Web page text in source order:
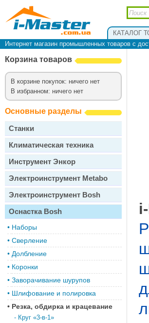
КАТАЛОГ
Интернет магазин промышленных товаров с
Корзина товаров
В корзине покупок: ничего нет
В избранном: ничего нет
Основные разделы
Станки
Климатическая техника
Инструмент Энкор
Электроинструмент Metabo
Электроинструмент Bosh
Оснастка Bosh
• Наборы
• Сверление
• Долбление
• Коронки
• Заворачивание шурупов
• Шлифование и полировка
• Резка, обдирка и крацевание
- Круг «3-в-1»